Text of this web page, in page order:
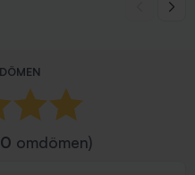
omdömen)